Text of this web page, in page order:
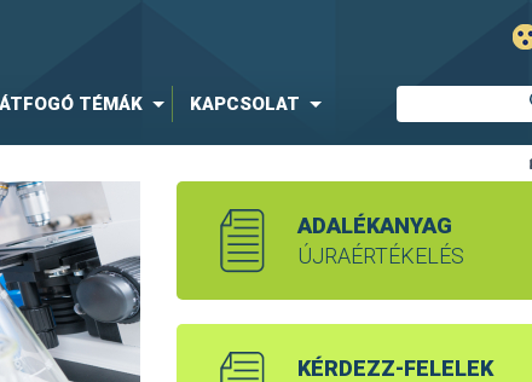
ÁTFOGÓ TÉMÁK KAPCSOLAT
ADALÉKANYAG
ÚJRAÉRTÉKELÉS
KÉRDEZZ-FELELEK